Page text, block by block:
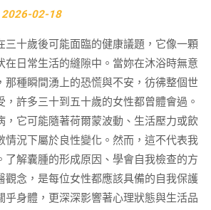
2026-02-18
三十歲後可能面臨的健康議題，它像一顆
在日常生活的縫隙中。當妳在沐浴時無意
那種瞬間湧上的恐慌與不安，彷彿整個世
，許多三十到五十歲的女性都曾體會過。
，它可能隨著荷爾蒙波動、生活壓力或飲
情況下屬於良性變化。然而，這不代表我
了解囊腫的形成原因、學會自我檢查的方
觀念，是每位女性都應該具備的自我保護
乎身體，更深深影響著心理狀態與生活品